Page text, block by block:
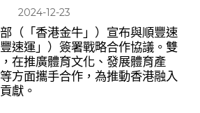
2024-12-23
（「香港金牛」）宣布與順豐速
速運」）簽署戰略合作協議。雙
在推廣體育文化、發展體育產
方面攜手合作，為推動香港融入
獻。